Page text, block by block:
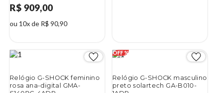
R$ 909,00
ou 10x de R$ 90,90
Relógio G-SHOCK feminino
rosa ana-digital GMA-
Relógio G-SHOCK masculino
preto solartech GA-B010-